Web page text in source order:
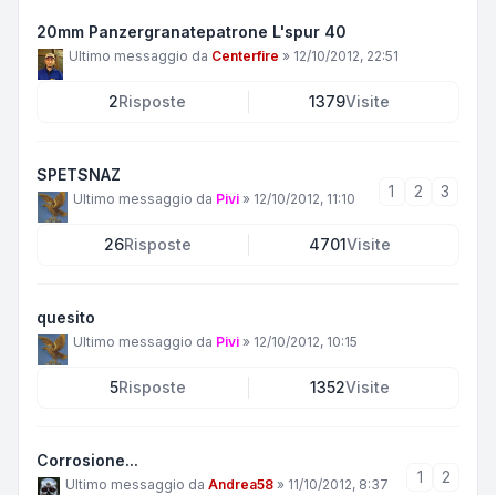
20mm Panzergranatepatrone L'spur 40
Ultimo messaggio da Centerfire » 12/10/2012, 22:51
2Risposte 1379Visite
SPETSNAZ
Ultimo messaggio da Pivi » 12/10/2012, 11:10 1 2 3
26Risposte 4701Visite
quesito
Ultimo messaggio da Pivi » 12/10/2012, 10:15
5Risposte 1352Visite
Corrosione...
Ultimo messaggio da Andrea58 » 11/10/2012, 8:37 1 2